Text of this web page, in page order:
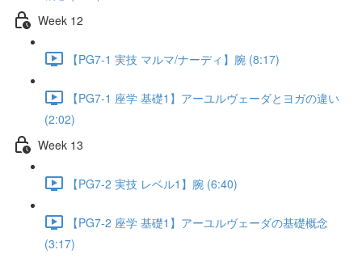
Week 12
【PG7-1 実技 マルマ/ナーディ】腕 (8:17)
【PG7-1 座学 基礎1】アーユルヴェーダとヨガの違い
(2:02)
Week 13
【PG7-2 実技 レベル1】腕 (6:40)
【PG7-2 座学 基礎1】アーユルヴェーダの基礎概念
(3:17)